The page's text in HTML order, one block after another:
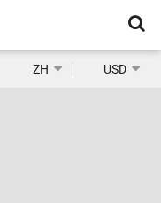
ZH USD